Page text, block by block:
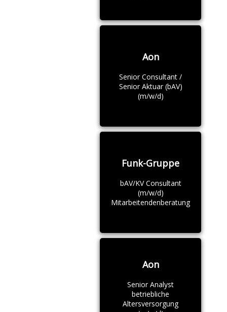
Aon
Senior Consultant /
Senior Aktuar (bAV)
(m/w/d)
Funk-Gruppe
bAV/KV Consultant
(m/w/d)
Mitarbeitendenberatung
Aon
Senior Analyst
betriebliche
Altersversorgung